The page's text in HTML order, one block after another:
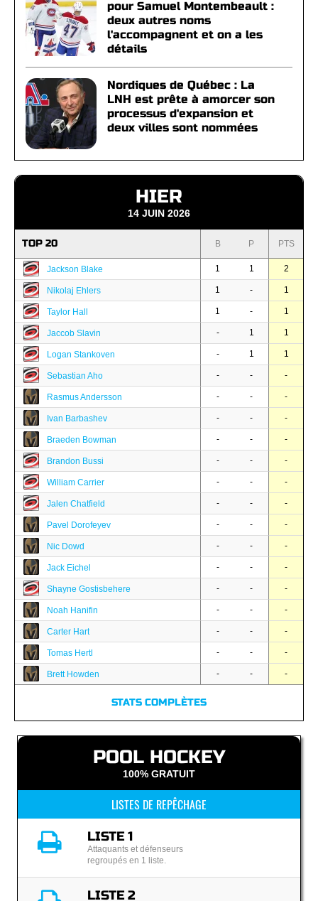
pour Samuel Montembeault :
deux autres noms
l'accompagnent et on a les
détails
Nordiques de Québec : La
LNH est prête à amorcer son
processus d'expansion et
deux villes sont nommées
HIER
14 JUIN 2026
TOP 20 B P PTS
Jackson Blake 1 1 2
Nikolaj Ehlers 1 - 1
Taylor Hall 1 - 1
Jaccob Slavin - 1 1
Logan Stankoven - 1 1
Sebastian Aho - - -
Rasmus Andersson - - -
Ivan Barbashev - - -
Braeden Bowman - - -
Brandon Bussi - - -
William Carrier - - -
Jalen Chatfield - - -
Pavel Dorofeyev - - -
Nic Dowd - - -
Jack Eichel - - -
Shayne Gostisbehere - - -
Noah Hanifin - - -
Carter Hart - - -
Tomas Hertl - - -
Brett Howden - - -
STATS COMPLÈTES
POOL HOCKEY
100% GRATUIT
LISTES DE REPÊCHAGE
LISTE 1
Attaquants et défenseurs
regroupés en 1 liste.
LISTE 2